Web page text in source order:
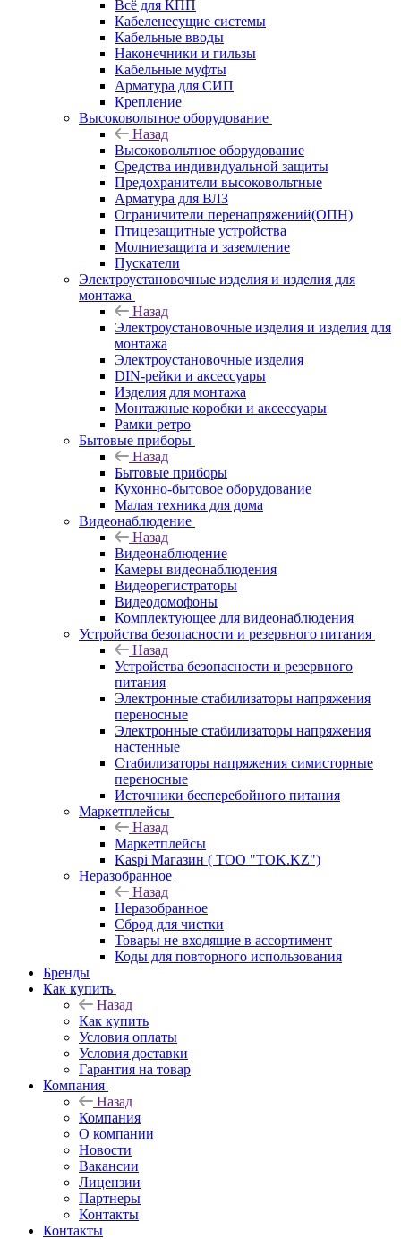
Всё для КПП
Кабеленесущие системы
Кабельные вводы
Наконечники и гильзы
Кабельные муфты
Арматура для СИП
Крепление
Высоковольтное оборудование
Назад
Высоковольтное оборудование
Средства индивидуальной защиты
Предохранители высоковольтные
Арматура для ВЛЗ
Ограничители перенапряжений(ОПН)
Птицезащитные устройства
Молниезащита и заземление
Пускатели
Электроустановочные изделия и изделия для
монтажа
Назад
Электроустановочные изделия и изделия для
монтажа
Электроустановочные изделия
DIN-рейки и аксессуары
Изделия для монтажа
Монтажные коробки и аксессуары
Рамки ретро
Бытовые приборы
Назад
Бытовые приборы
Кухонно-бытовое оборудование
Малая техника для дома
Видеонаблюдение
Назад
Видеонаблюдение
Камеры видеонаблюдения
Видеорегистраторы
Видеодомофоны
Комплектующее для видеонаблюдения
Устройства безопасности и резервного питания
Назад
Устройства безопасности и резервного
питания
Электронные стабилизаторы напряжения
переносные
Электронные стабилизаторы напряжения
настенные
Стабилизаторы напряжения симисторные
переносные
Источники бесперебойного питания
Маркетплейсы
Назад
Маркетплейсы
Kaspi Магазин ( ТОО "TOK.KZ")
Неразобранное
Назад
Неразобранное
Сброд для чистки
Товары не входящие в ассортимент
Коды для повторного использования
Бренды
Как купить
Назад
Как купить
Условия оплаты
Условия доставки
Гарантия на товар
Компания
Назад
Компания
О компании
Новости
Вакансии
Лицензии
Партнеры
Контакты
Контакты